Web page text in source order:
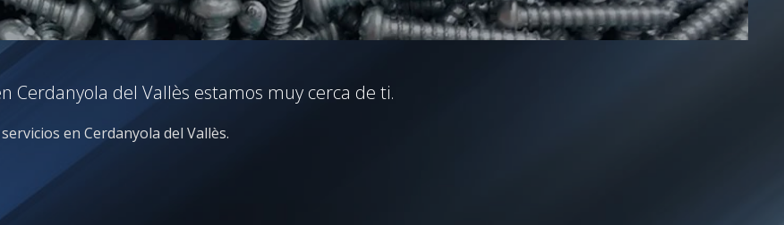
Cerdanyola del Vallès estamos muy cerca de ti.
en Cerdanyola del Vallès.